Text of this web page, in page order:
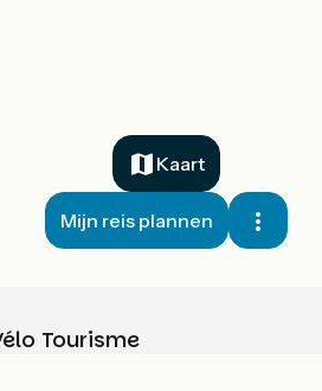
Kaart
Mijn reis plannen
Tourisme